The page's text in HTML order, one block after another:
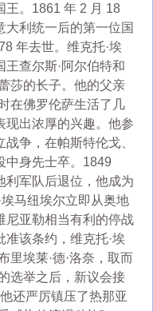
王。1861 年 2 月 18
大利统一后的第一位国
年去世。维克托·埃
查尔斯·阿尔伯特和
莎的长子。他的父亲
在佛罗伦萨生活了几
现出浓厚的兴趣。他参
争，在帕斯特伦戈、
中身先士卒。1849
利军队后退位，他成为
马纽埃尔立即从奥地
尼亚勒相当有利的停战
该条约，维克托·埃
里埃莱·德·洛奈，取而
选举之后，新议会接
还严厉镇压了热那亚